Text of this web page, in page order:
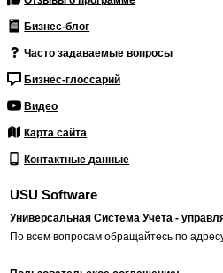
Бизнес-блог
Часто задаваемые вопросы
Бизнес-глоссарий
Видео
Карта сайта
Контактные данные
USU Software
Универсальная Система Учета -
По всем вопросам обращайтесь по